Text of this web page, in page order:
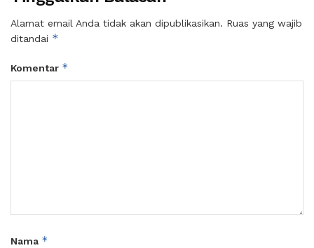
Alamat email Anda tidak akan dipublikasikan. Ruas yang wajib
ditandai *
Komentar *
Nama *